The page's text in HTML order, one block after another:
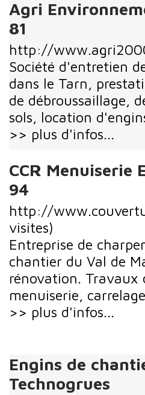
Agri
81
http://
Société d'entretien
dans le Tarn,
de débroussaillage,
sols, location
>> plus d'infos...
CCR Menuiserie
94
http://
visites)
Entreprise de
chantier du Val de
rénovation. Travaux
menuiserie,
>> plus d'infos...
Engins de
Technogrues